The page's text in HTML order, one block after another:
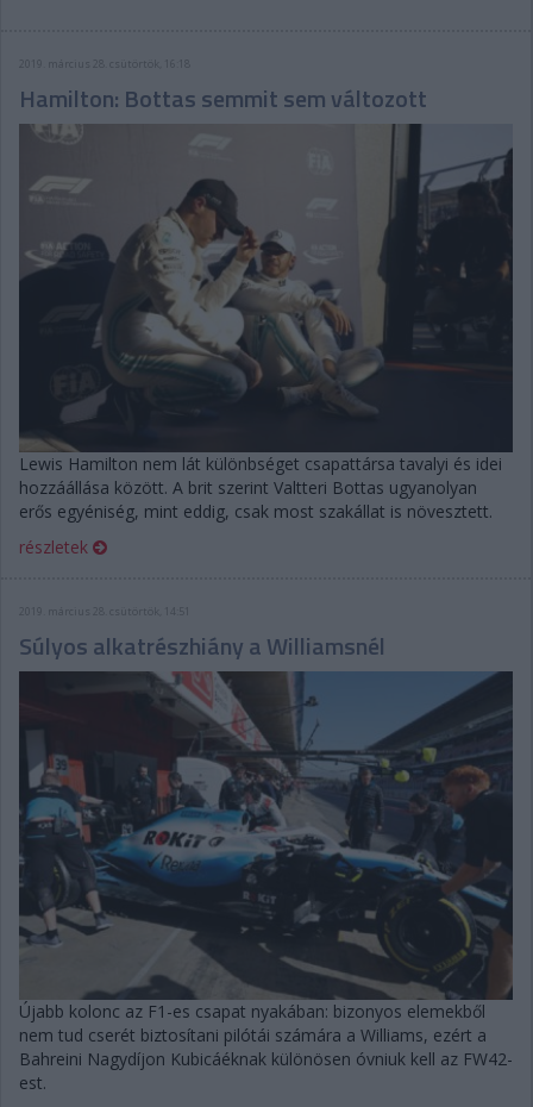
2019. március 28. csütörtök, 16:18
Hamilton: Bottas semmit sem változott
Lewis Hamilton nem lát különbséget csapattársa tavalyi és idei
hozzáállása között. A brit szerint Valtteri Bottas ugyanolyan
erős egyéniség, mint eddig, csak most szakállat is növesztett.
részletek
2019. március 28. csütörtök, 14:51
Súlyos alkatrészhiány a Williamsnél
Újabb kolonc az F1-es csapat nyakában: bizonyos elemekből
nem tud cserét biztosítani pilótái számára a Williams, ezért a
Bahreini Nagydíjon Kubicáéknak különösen óvniuk kell az FW42-
est.